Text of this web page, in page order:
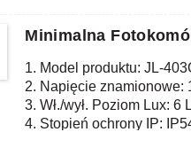
Minimalna
1. Model produktu: JL-
2. Napięcie znamionowe:
3. Wł./wył. Poziom Lux: 6
4. Stopień ochrony IP: